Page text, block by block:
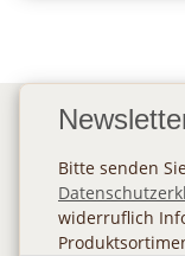
Bitte senden
widerruflich